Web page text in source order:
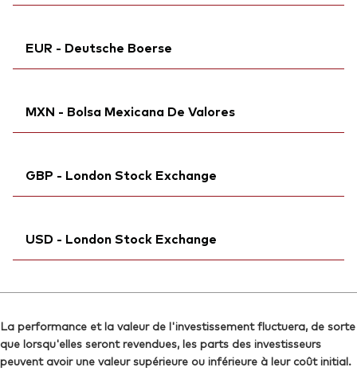
ISIN:
IE00BFMXXD54
MEX ID:VREBRA
SEDOL:BJJW355
Exchange ticker:VUAA
ISIN: IE00BFMXXD54
Reuters:VUAA.MI
EUR - Deutsche Boerse
Bloomberg:VUAA GY
ISIN:
IE00BFMXXD54
Reuters:VUA1.DE
MXN - Bolsa Mexicana De Valores
Exchange ticker:VUAA
Reuters:
VUAAN.MX
SEDOL:BKBM479
GBP - London Stock Exchange
Bloomberg:VUAG LN
Reuters:VAVUAG.L
SEDOL:BH3JG59
Exchange ticker:VUAG
USD - London Stock Exchange
ISIN:IE00BFMXXD54
Reuters:VUAA.L
La performance et la valeur de l'investissement fluctuera, de sorte
que lorsqu'elles seront revendues, les parts des investisseurs
peuvent avoir une valeur supérieure ou inférieure à leur coût initial.